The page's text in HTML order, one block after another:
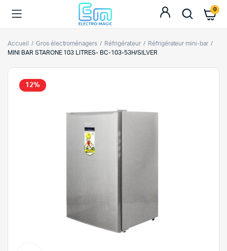
0
Accueil Gros électroménagers Réfrigérateur
Réfrigérateur mini-bar
MINI BAR STARONE 103 LITRES- BC-103-53H/SILVER
12%